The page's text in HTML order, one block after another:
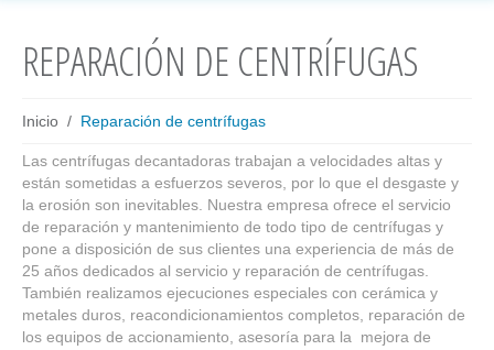
REPARACIÓN DE CENTRÍFUGAS
Inicio Reparación de centrífugas
Las centrífugas decantadoras trabajan a velocidades altas y
están sometidas a esfuerzos severos, por lo que el desgaste y
la erosión son inevitables. Nuestra empresa ofrece el servicio
de reparación y mantenimiento de todo tipo de centrífugas y
pone a disposición de sus clientes una experiencia de más de
25 años dedicados al servicio y reparación de centrífugas.
También realizamos ejecuciones especiales con cerámica y
metales duros, reacondicionamientos completos, reparación de
los equipos de accionamiento, asesoría para la mejora de